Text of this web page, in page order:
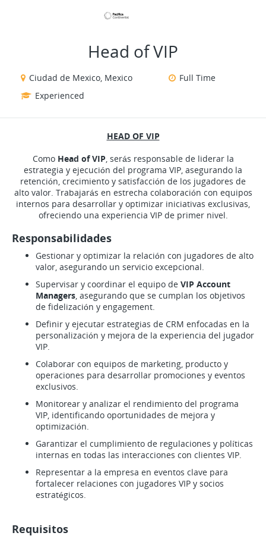
Head of VIP
Ciudad de Mexico, Mexico
Full Time
Experienced
HEAD OF VIP
Como Head of VIP, serás responsable de liderar la
estrategia y ejecución del programa VIP, asegurando la
retención, crecimiento y satisfacción de los jugadores de
alto valor. Trabajarás en estrecha colaboración con equipos
internos para desarrollar y optimizar iniciativas exclusivas,
ofreciendo una experiencia VIP de primer nivel.
Responsabilidades
Gestionar y optimizar la relación con jugadores de alto
valor, asegurando un servicio excepcional.
Supervisar y coordinar el equipo de VIP Account
Managers, asegurando que se cumplan los objetivos
de fidelización y engagement.
Definir y ejecutar estrategias de CRM enfocadas en la
personalización y mejora de la experiencia del jugador
VIP.
Colaborar con equipos de marketing, producto y
operaciones para desarrollar promociones y eventos
exclusivos.
Monitorear y analizar el rendimiento del programa
VIP, identificando oportunidades de mejora y
optimización.
Garantizar el cumplimiento de regulaciones y políticas
internas en todas las interacciones con clientes VIP.
Representar a la empresa en eventos clave para
fortalecer relaciones con jugadores VIP y socios
estratégicos.
Requisitos